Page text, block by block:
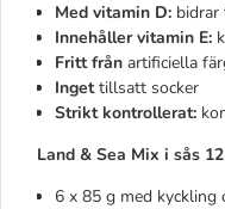
Med vitamin D:
Innehåller vitamin E:
Fritt från artificiella
Ingettillsatt socker
Strikt kontrollerat:
Land & Sea Mix i sås
6 x 85 g med kyckling